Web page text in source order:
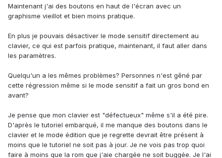
Maintenant j'ai des boutons en haut de l'écran avec un
graphisme vieillot et bien moins pratique.
En plus je pouvais désactiver le mode sensitif directement au
clavier, ce qui est parfois pratique, maintenant, il faut aller dans
les paramètres.
Quelqu'un a les mêmes problèmes? Personnes n'est gêné par
cette régression même si le mode sensitif a fait un gros bond en
avant?
Je pense que mon clavier est "défectueux" même s'il a été pire.
D'après le tutoriel embarqué, il me manque des boutons dans le
clavier et le mode édition que je regrette devrait être présent à
moins que le tutoriel ne soit pas à jour. Je ne vois pas trop quoi
faire à moins que la rom que j'aie chargée ne soit buggée. Je l'ai